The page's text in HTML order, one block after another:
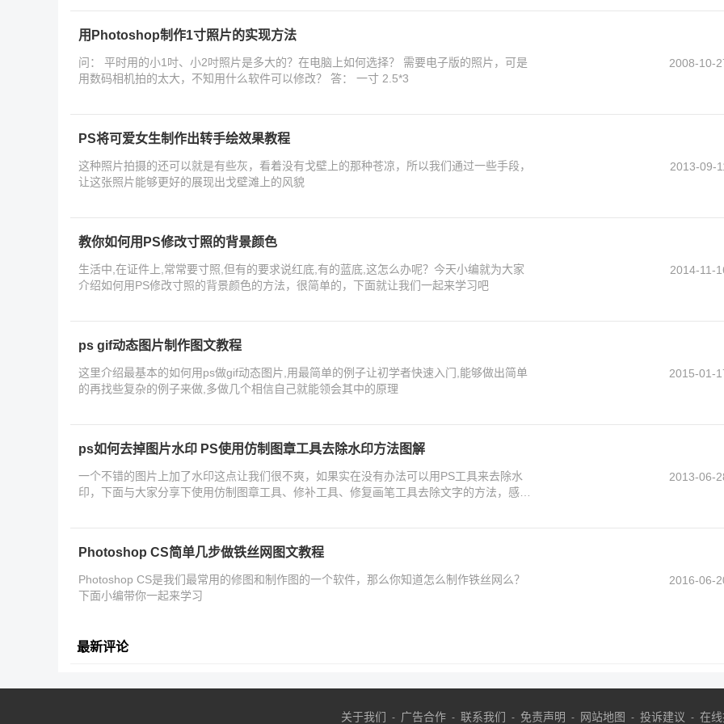
用Photoshop制作1寸照片的实现方法
问： 平时用的小1吋、小2吋照片是多大的？在电脑上如何选择？ 需要电子版的照片，可是
用数码相机拍的太大，不知用什么软件可以修改？ 答： 一寸 2.5*3
2008-10-
PS将可爱女生制作出转手绘效果教程
这种照片拍摄的还可以就是有些灰，看着没有戈壁上的那种苍凉，所以我们通过一些手段，
让这张照片能够更好的展现出戈壁滩上的风貌
2013-09-
教你如何用PS修改寸照的背景颜色
生活中,在证件上,常常要寸照,但有的要求说红底,有的蓝底,这怎么办呢？今天小编就为大家
介绍如何用PS修改寸照的背景颜色的方法，很简单的，下面就让我们一起来学习吧
2014-11-
ps gif动态图片制作图文教程
这里介绍最基本的如何用ps做gif动态图片,用最简单的例子让初学者快速入门,能够做出简单
的再找些复杂的例子来做,多做几个相信自己就能领会其中的原理
2015-01-
ps如何去掉图片水印 PS使用仿制图章工具去除水印方法图解
一个不错的图片上加了水印这点让我们很不爽，如果实在没有办法可以用PS工具来去除水
印，下面与大家分享下使用仿制图章工具、修补工具、修复画笔工具去除文字的方法，感兴
2013-06-
Photoshop CS简单几步做铁丝网图文教程
Photoshop CS是我们最常用的修图和制作图的一个软件，那么你知道怎么制作铁丝网么？
下面小编带你一起来学习
2016-06-
最新评论
关于我们 - 广告合作 - 联系我们 - 免责声明 - 网站地图 - 投诉建议 - 在